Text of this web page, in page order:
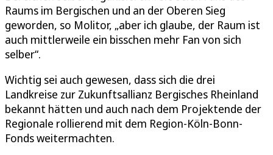
Raums im Bergischen und an der Oberen Sieg
geworden, so Molitor, „aber ich glaube, der Raum ist
auch mittlerweile ein bisschen mehr Fan von sich
selber“.
Wichtig sei auch gewesen, dass sich die drei
Landkreise zur Zukunftsallianz Bergisches Rheinland
bekannt hätten und auch nach dem Projektende der
Regionale rollierend mit dem Region-Köln-Bonn-
Fonds weitermachten.